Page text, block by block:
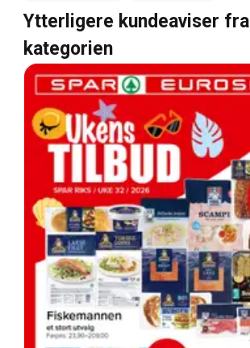
Ytterligere kundeaviser fra
kategorien